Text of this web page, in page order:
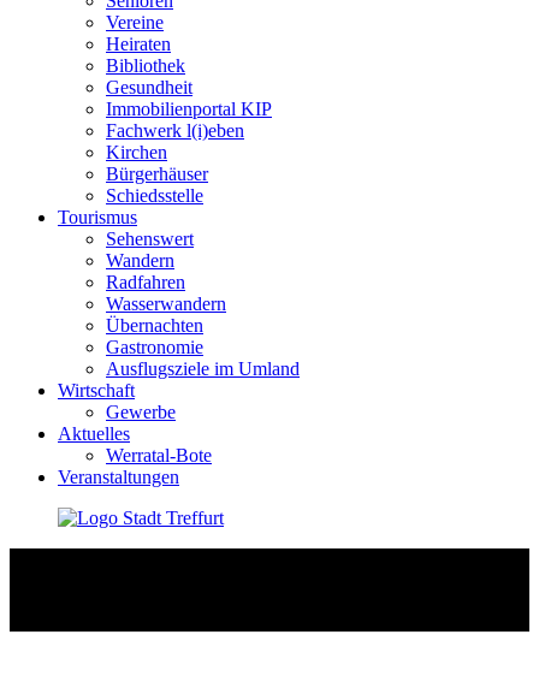
Vereine
Heiraten
Bibliothek
Gesundheit
Immobilienportal KIP
Fachwerk l(i)eben
Kirchen
Bürgerhäuser
Schiedsstelle
Tourismus
Sehenswert
Wandern
Radfahren
Wasserwandern
Übernachten
Gastronomie
Ausflugsziele im Umland
Wirtschaft
Gewerbe
Aktuelles
Werratal-Bote
Veranstaltungen